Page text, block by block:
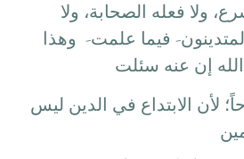
ولا فعله الصحابة، ولا
المتدينون- فيما علمت- وهذا
إن عنه سئلت
لأن الابتداع في الدين ليس